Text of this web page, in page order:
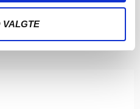
VALGTE
Magnus Jensen har